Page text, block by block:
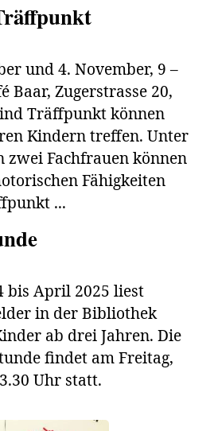
und 4. November, 9 –
Baar, Zugerstrasse 20,
Träffpunkt können
Kindern treffen. Unter
zwei Fachfrauen können
Fähigkeiten
...
bis April 2025 liest
in der Bibliothek
ab drei Jahren. Die
findet am Freitag,
Uhr statt.